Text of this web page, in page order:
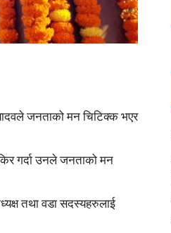
जनताको मन चिटिक्क भएर
गर्दा उनले जनताको मन
तथा वडा सदस्यहरुलाई